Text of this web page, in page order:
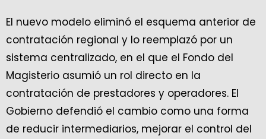
El nuevo modelo eliminó el esquema anterior de
contratación regional y lo reemplazó por un
sistema centralizado, en el que el Fondo del
Magisterio asumió un rol directo en la
contratación de prestadores y operadores. El
Gobierno defendió el cambio como una forma
de reducir intermediarios, mejorar el control del